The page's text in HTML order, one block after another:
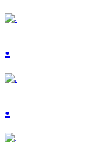
.
.